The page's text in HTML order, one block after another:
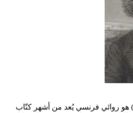
ألكسندر دوما (1802–1870) هو روائي فرنسي يُعد من أشهر كتّاب